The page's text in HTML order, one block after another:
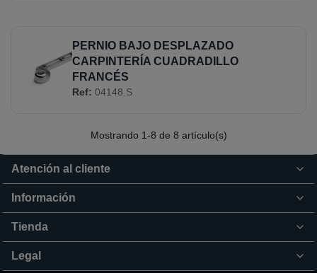
PERNIO BAJO DESPLAZADO
CARPINTERÍA CUADRADILLO
FRANCÉS
Ref: 04148.S
Mostrando 1-8 de 8 artículo(s)
Atención al cliente
Información
Tienda
Legal